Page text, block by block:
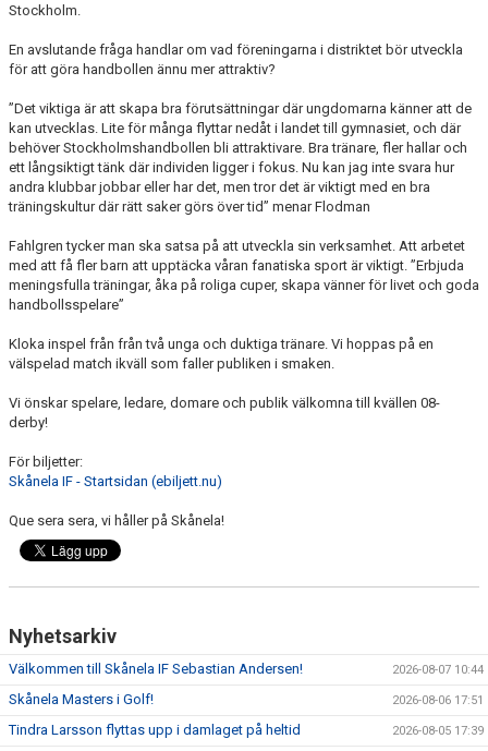
Stockholm.
En avslutande fråga handlar om vad föreningarna i distriktet bör utveckla
för att göra handbollen ännu mer attraktiv?
”Det viktiga är att skapa bra förutsättningar där ungdomarna känner att de
kan utvecklas. Lite för många flyttar nedåt i landet till gymnasiet, och där
behöver Stockholmshandbollen bli attraktivare. Bra tränare, fler hallar och
ett långsiktigt tänk där individen ligger i fokus. Nu kan jag inte svara hur
andra klubbar jobbar eller har det, men tror det är viktigt med en bra
träningskultur där rätt saker görs över tid” menar Flodman
Fahlgren tycker man ska satsa på att utveckla sin verksamhet. Att arbetet
med att få fler barn att upptäcka våran fanatiska sport är viktigt. ”Erbjuda
meningsfulla träningar, åka på roliga cuper, skapa vänner för livet och goda
handbollsspelare”
Kloka inspel från från två unga och duktiga tränare. Vi hoppas på en
välspelad match ikväll som faller publiken i smaken.
Vi önskar spelare, ledare, domare och publik välkomna till kvällen 08-
derby!
För biljetter:
Skånela IF - Startsidan (ebiljett.nu)
Que sera sera, vi håller på Skånela!
Nyhetsarkiv
Välkommen till Skånela IF Sebastian Andersen! 2026-08-07 10:44
Skånela Masters i Golf! 2026-08-06 17:51
Tindra Larsson flyttas upp i damlaget på heltid 2026-08-05 17:39